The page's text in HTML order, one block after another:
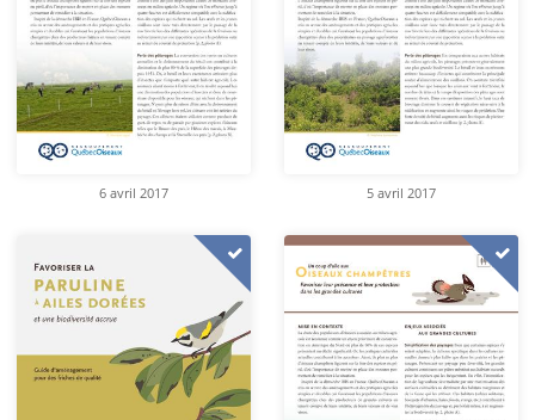
6 avril 2017 5 avril 2017